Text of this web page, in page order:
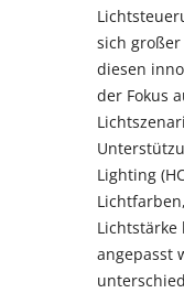
sich
diesen
der Fokus
Lighting
Lichtstärke
angepasst